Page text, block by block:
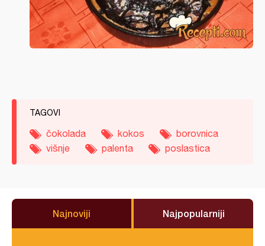
TAGOVI
čokolada kokos
borovnica
višnje
palenta poslastica
Najnoviji Najpopularniji